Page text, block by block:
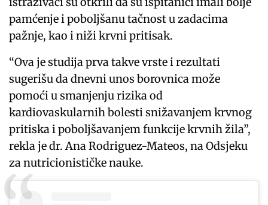
pamćenje i poboljšanu tačnost u zadacima
pažnje, kao i niži krvni pritisak.
“Ova je studija prva takve vrste i rezultati
sugerišu da dnevni unos borovnica može
pomoći u smanjenju rizika od
kardiovaskularnih bolesti snižavanjem krvnog
pritiska i poboljšavanjem funkcije krvnih žila”,
rekla je dr. Ana Rodriguez-Mateos, na Odsjeku
za nutricionističke nauke.